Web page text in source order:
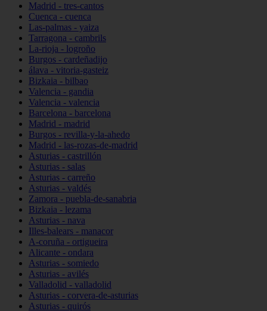
Madrid - tres-cantos
Cuenca - cuenca
Las-palmas - yaiza
Tarragona - cambrils
La-rioja - logroño
Burgos - cardeñadijo
álava - vitoria-gasteiz
Bizkaia - bilbao
Valencia - gandia
Valencia - valencia
Barcelona - barcelona
Madrid - madrid
Burgos - revilla-y-la-ahedo
Madrid - las-rozas-de-madrid
Asturias - castrillón
Asturias - salas
Asturias - carreño
Asturias - valdés
Zamora - puebla-de-sanabria
Bizkaia - lezama
Asturias - nava
Illes-balears - manacor
A-coruña - ortigueira
Alicante - ondara
Asturias - somiedo
Asturias - avilés
Valladolid - valladolid
Asturias - corvera-de-asturias
Asturias - quirós